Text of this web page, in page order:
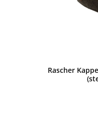
Rascher